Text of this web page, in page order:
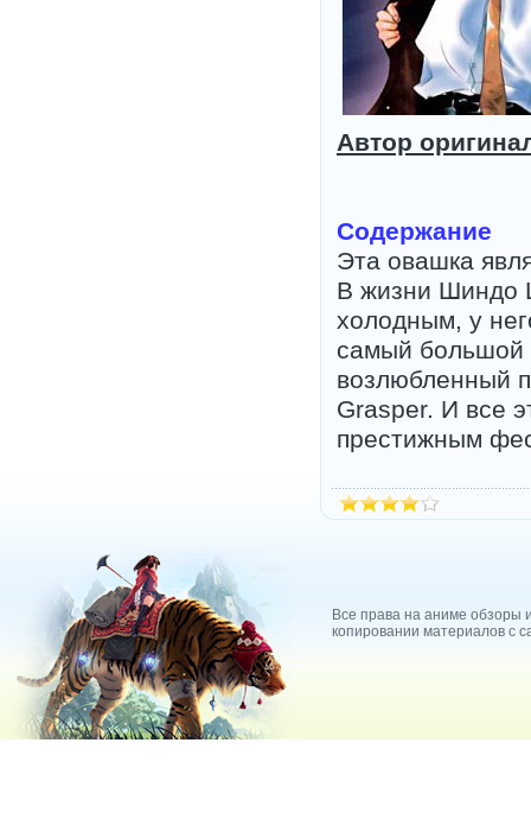
Автор
Содержание
Эта овашка
В жизни Шиндо
холодным, у
самый большой
возлюбленный
Grasper. И все
престижным
Все права на аниме обзоры
копировании материалов с